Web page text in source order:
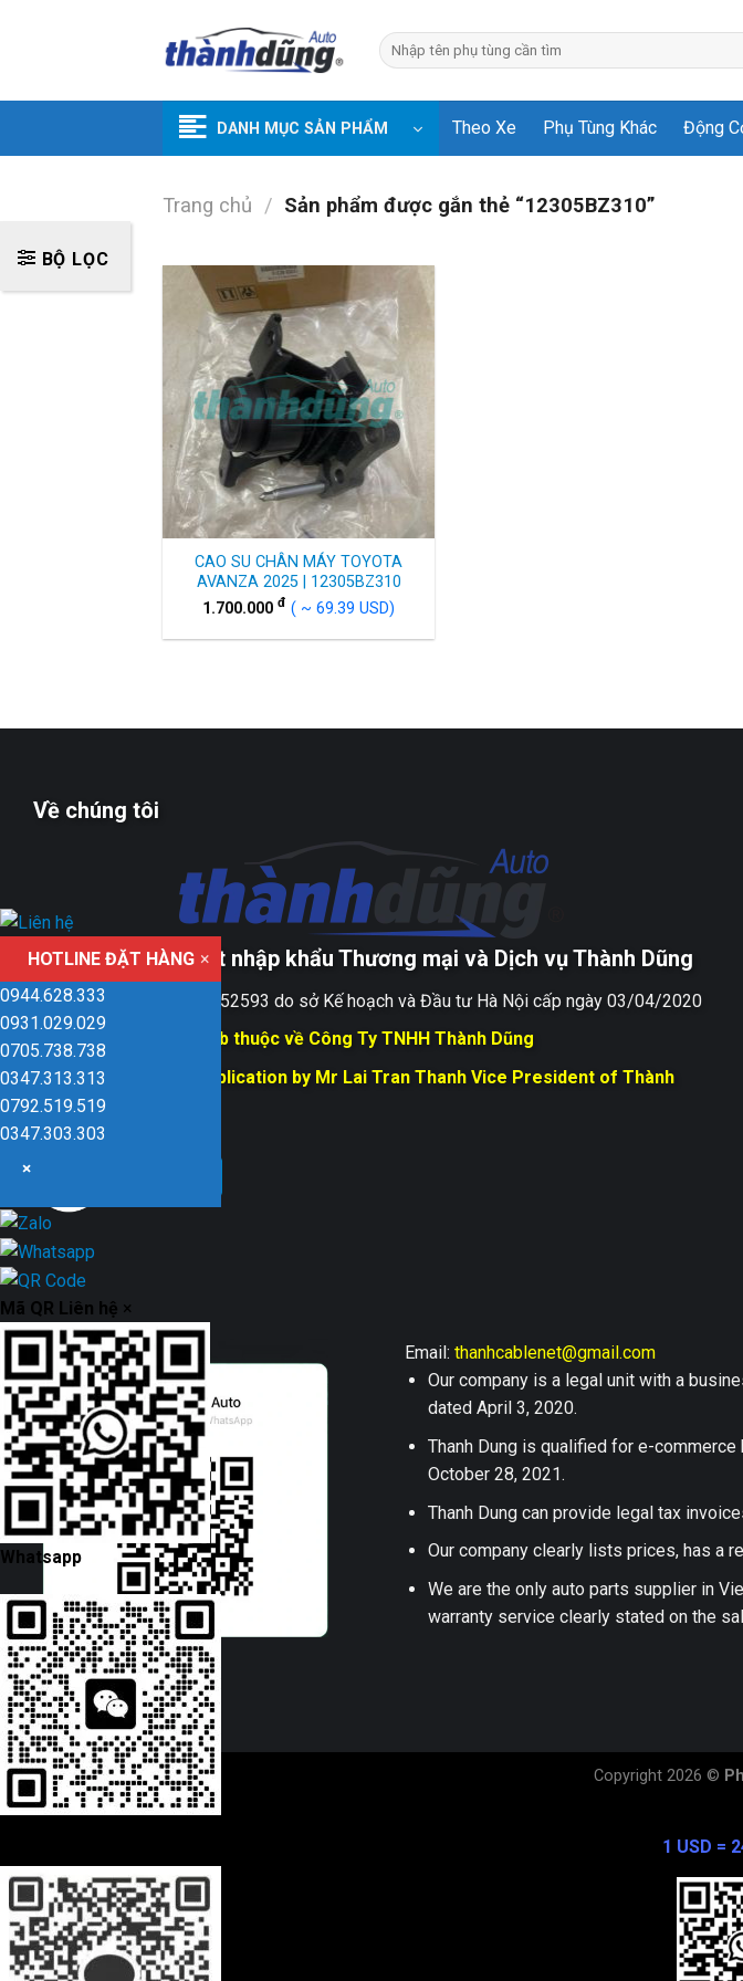
Tìm
kiếm:
DANH MỤC SẢN PHẨM Theo Xe Phụ Tùng Khác Động
Trang chủ / Sản phẩm được gắn thẻ “12305BZ310”
BỘ LỌC
CAO SU CHÂN MÁY TOYOTA
AVANZA 2025 | 12305BZ310
1.700.000 đ ( ~ 69.39 USD)
Về chúng tôi
Công ty TNHH xuất nhập khẩu Thương mại và Dịch vụ Thành Dũng
Giấy ĐKKD số 0109152593 do sở Kế hoạch và Đầu tư Hà Nội cấp ngày 03/04/2020
Bản quyền trang web thuộc về Công Ty TNHH Thành Dũng
Responsible for Publication by Mr Lai Tran Thanh Vice President of Thành
Dũng company
Email: thanhcablenet@gmail.com
Our company is a legal unit with a
dated April 3, 2020.
Thanh Dung is qualified for e-
October 28, 2021.
Thanh Dung can provide legal tax
Our company clearly lists prices, has a
We are the only auto parts supplier in
warranty service clearly stated on the
Copyright 2026 ©
HOTLINE ĐẶT HÀNG ×
0944.628.333
0931.029.029
0705.738.738
0347.313.313
0792.519.519
0347.303.303
×
Mã QR Liên hệ ×
Whatsapp
1 USD =